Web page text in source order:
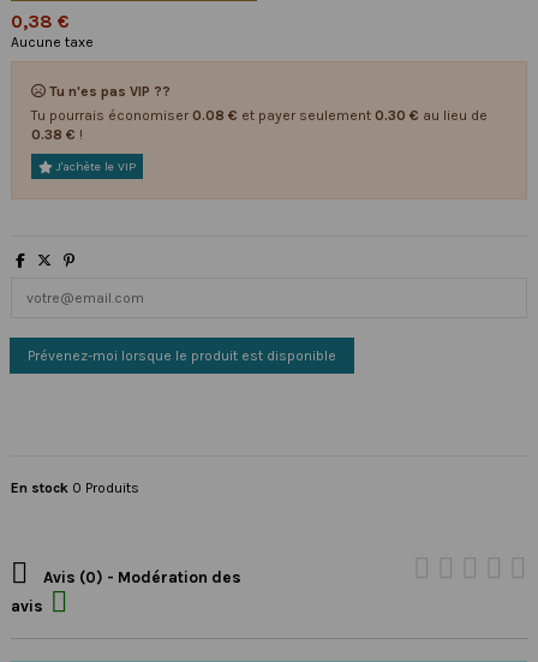
0,38 €
Aucune taxe
Tu n'es pas VIP ??
Tu pourrais économiser 0.08 € et payer seulement 0.30 € au lieu de
0.38 € !
J'achète le VIP
En stock 0 Produits

Avis (0) - Modération des
avis 